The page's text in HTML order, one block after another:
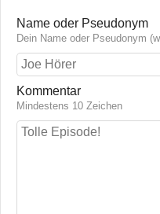
Name oder Pseudonym
Dein Name oder Pseudonym
Kommentar
Mindestens 10 Zeichen